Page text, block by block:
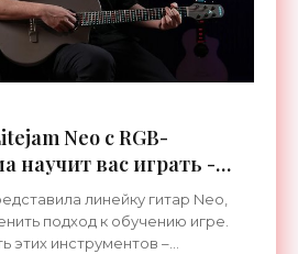
Neo с RGB-
научит вас играть -
линейку гитар Neo,
подход к обучению игре.
этих инструментов –